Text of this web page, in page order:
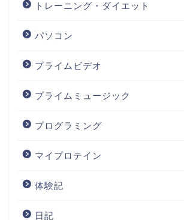
トレーニング・ダイエット
パソコン
プライムビデオ
プライムミュージック
プログラミング
マイプロテイン
体験記
日記